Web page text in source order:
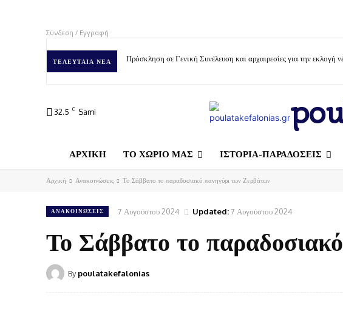
Σύνδεση / Εγγραφή
ΤΕΛΕΥΤΑΊΑ ΝΈΑ Πρόσκληση σε Γενική Συνέλευση και αρχαιρεσίες για την
32.5 C Sami
ΑΡΧΙΚΗ ΤΟ ΧΩΡΙΟ ΜΑΣ ΙΣΤΟΡΙΑ-ΠΑΡΑΔΟΣΕΙΣ
Αρχική Ανακοινώσεις Το Σάββατο το παραδοσιακό πανηγύρι των Ζερβάτων
ΑΝΑΚΟΙΝΏΣΕΙΣ 7 Αυγούστου 2024 Updated:7 Αυγούστου 2024
Το Σάββατο το
By poulatakefalonias